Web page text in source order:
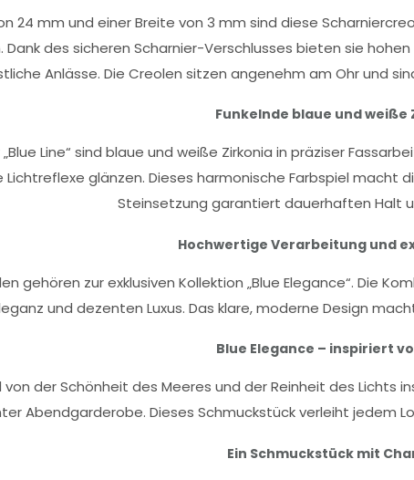
24 mm und einer Breite von 3 mm sind diese
Dank des sicheren Scharnier-Verschlusses bieten sie
Anlässe. Die Creolen sitzen angenehm am Ohr und
Funkelnde blaue und weiße
Line“ sind blaue und weiße Zirkonia in präziser
Lichtreflexe glänzen. Dieses harmonische Farbspiel macht
Steinsetzung garantiert dauerhaften Halt
Hochwertige Verarbeitung und
gehören zur exklusiven Kollektion „Blue Elegance“. Die
und dezenten Luxus. Das klare, moderne Design
Blue Elegance – inspiriert
von der Schönheit des Meeres und der Reinheit des
Abendgarderobe. Dieses Schmuckstück verleiht jedem
Ein Schmuckstück mit